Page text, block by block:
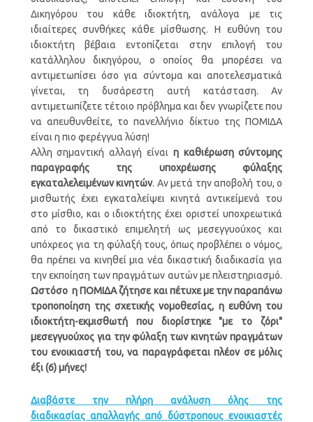
Δικηγόρου του κάθε ιδιοκτήτη, ανάλογα με τις
ιδιαίτερες συνθήκες κάθε μίσθωσης. Η ευθύνη του
ιδιοκτήτη βέβαια εντοπίζεται στην επιλογή του
κατάλληλου δικηγόρου, ο οποίος θα μπορέσει να
αντιμετωπίσει όσο για σύντομα και αποτελεσματικά
γίνεται, τη δυσάρεστη αυτή κατάσταση. Αν
αντιμετωπίζετε τέτοιο πρόβλημα και δεν γνωρίζετε που
να απευθυνθείτε, το πανελλήνιο δίκτυο της ΠΟΜΙΔΑ
είναι η πιο φερέγγυα λύση!
Αλλη σημαντική αλλαγή είναι η καθιέρωση σύντομης
παραγραφής της υποχρέωσης φύλαξης
εγκαταλελειμένων κινητών. Αν μετά την αποβολή του, ο
μισθωτής έχει εγκαταλείψει κινητά αντικείμενά του
στο μίσθιο, και ο ιδιοκτήτης έχει οριστεί υποχρεωτικά
από το δικαστικό επιμελητή ως μεσεγγυούχος και
υπόχρεος για τη φύλαξή τους, όπως προβλέπει ο νόμος,
θα πρέπει να κινηθεί μια νέα δικαστική διαδικασία για
την εκποίηση των πραγμάτων αυτών με πλειστηριασμό.
Ωστόσο η ΠΟΜΙΔΑ ζήτησε και πέτυχε με την παραπάνω
τροποποίηση της σχετικής νομοθεσίας, η ευθύνη του
ιδιοκτήτη-εκμισθωτή που διορίστηκε "με το ζόρι"
μεσεγγυούχος για την φύλαξη των κινητών πραγμάτων
του ενοικιαστή του, να παραγράφεται πλέον σε μόλις
έξι (6) μήνες!
Διαβάστε την πλήρη ανάλυση όλης της
διαδικασίας απαλλαγής από δύστροπους ενοικιαστές